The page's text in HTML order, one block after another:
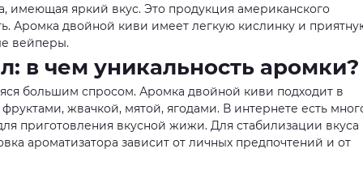
имеющая яркий вкус. Это продукция американского
Аромка двойной киви имеет легкую кислинку и
вейперы.
в чем уникальность аромки?
большим спросом. Аромка двойной киви подходит в
фруктами, жвачкой, мятой, ягодами. В интернете есть
приготовления вкусной жижи. Для стабилизации
ароматизатора зависит от личных предпочтений и от